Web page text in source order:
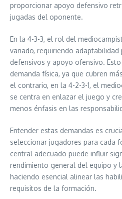
proporcionar apoyo defensivo
jugadas del oponente.
En la 4-3-3, el rol del
variado, requiriendo
defensivos y apoyo ofensivo.
demanda física, ya que cubren
el contrario, en la 4-2-3-1, el
se centra en enlazar el juego y
menos énfasis en las
Entender estas demandas es
seleccionar jugadores para cada
central adecuado puede influir
rendimiento general del equipo y
haciendo esencial alinear las
requisitos de la formación.